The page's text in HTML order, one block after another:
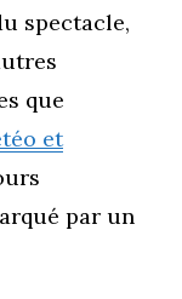
spectacle,
que
et
par un